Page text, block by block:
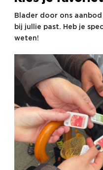
vriendenweekend: jij
voorbereiding.
Blader door ons
bij jullie past. Heb je
weten!